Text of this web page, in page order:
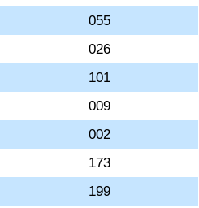
055
026
101
009
002
173
199